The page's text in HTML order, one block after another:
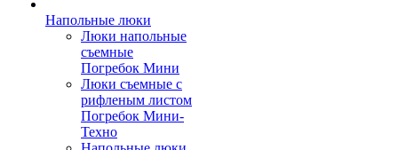
Напольные люки
Люки напольные
съемные
Погребок Мини
Люки съемные с
рифленым листом
Погребок Мини-
Техно